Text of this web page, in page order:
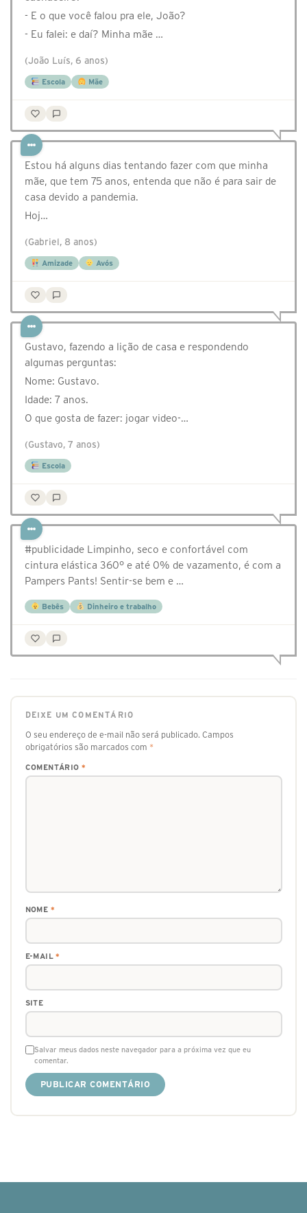
- E o que você falou pra ele, João?
- Eu falei: e daí? Minha mãe …
(João Luís, 6 anos)
Escola Mãe
Estou há alguns dias tentando fazer com que minha
mãe, que tem 75 anos, entenda que não é para sair de
casa devido a pandemia.
Hoj…
(Gabriel, 8 anos)
Amizade Avós
Gustavo, fazendo a lição de casa e respondendo
algumas perguntas:
Nome: Gustavo.
Idade: 7 anos.
O que gosta de fazer: jogar video-…
(Gustavo, 7 anos)
Escola
#publicidade Limpinho, seco e confortável com
cintura elástica 360° e até 0% de vazamento, é com a
Pampers Pants! Sentir-se bem e …
Bebês Dinheiro e trabalho
DEIXE UM COMENTÁRIO
O seu endereço de e-mail não será publicado. Campos
obrigatórios são marcados com *
COMENTÁRIO *
NOME *
E-MAIL*
SITE
Salvar meus dados neste navegador para a próxima vez que eu
comentar.